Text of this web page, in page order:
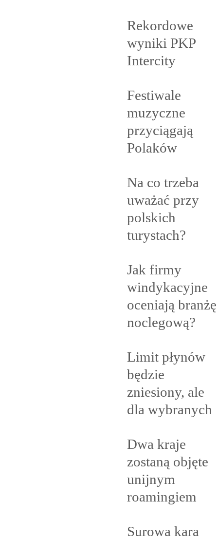
Rekordowe
wyniki PKP
Intercity
Festiwale
muzyczne
przyciągają
Polaków
Na co trzeba
uważać przy
polskich
turystach?
Jak firmy
windykacyjne
oceniają branżę
noclegową?
Limit płynów
będzie
zniesiony, ale
dla wybranych
Dwa kraje
zostaną objęte
unijnym
roamingiem
Surowa kara